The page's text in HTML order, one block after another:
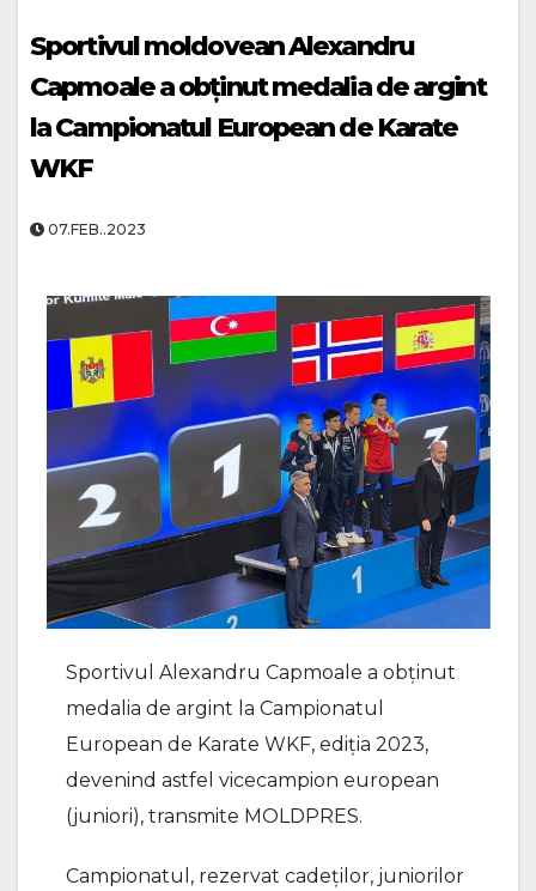
Sportivul moldovean Alexandru
Capmoale a obținut medalia de argint
la Campionatul European de Karate
WKF
07.FEB..2023
Sportivul Alexandru Capmoale a obținut
medalia de argint la Campionatul
European de Karate WKF, ediția 2023,
devenind astfel vicecampion european
(juniori), transmite MOLDPRES.
Campionatul, rezervat cadeților, juniorilor